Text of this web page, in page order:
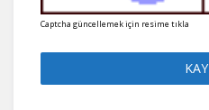
Captcha güncellemek için resime tıkla